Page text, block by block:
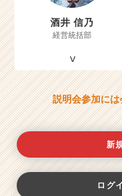
酒井 信乃
経営統括部
説明会参加には
新
ログ